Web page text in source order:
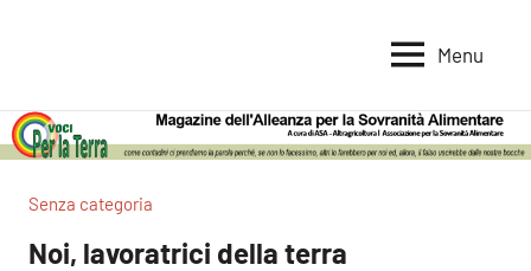
per
la
Terra
per
la
Alimentare
Menu
Senza categoria
Noi, lavoratrici della terra